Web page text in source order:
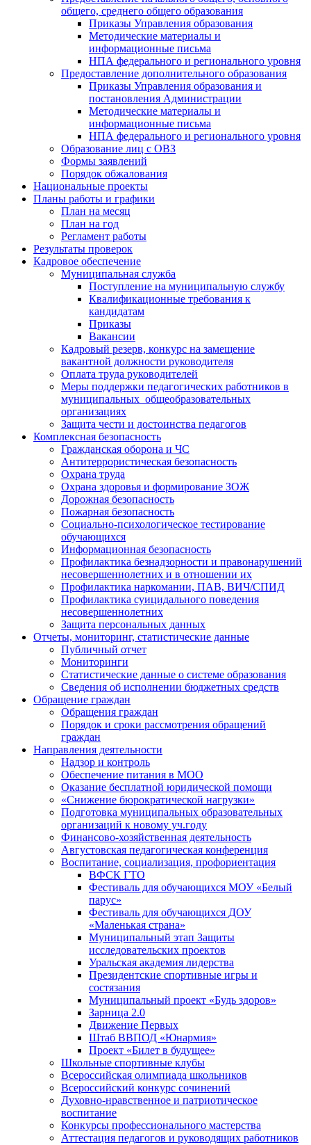
общего, среднего общего образования
Приказы Управления образования
Методические материалы и
информационные письма
НПА федерального и регионального уровня
Предоставление дополнительного образования
Приказы Управления образования и
постановления Администрации
Методические материалы и
информационные письма
НПА федерального и регионального уровня
Образование лиц с ОВЗ
Формы заявлений
Порядок обжалования
Национальные проекты
Планы работы и графики
План на месяц
План на год
Регламент работы
Результаты проверок
Кадровое обеспечение
Муниципальная служба
Поступление на муниципальную службу
Квалификационные требования к
кандидатам
Приказы
Вакансии
Кадровый резерв, конкурс на замещение
вакантной должности руководителя
Оплата труда руководителей
Меры поддержки педагогических работников в
муниципальных общеобразовательных
организациях
Защита чести и достоинства педагогов
Комплексная безопасность
Гражданская оборона и ЧС
Антитеррористическая безопасность
Охрана труда
Охрана здоровья и формирование ЗОЖ
Дорожная безопасность
Пожарная безопасность
Социально-психологическое тестирование
обучающихся
Информационная безопасность
Профилактика безнадзорности и правонарушений
несовершеннолетних и в отношении их
Профилактика наркомании, ПАВ, ВИЧ/СПИД
Профилактика суицидального поведения
несовершеннолетних
Защита персональных данных
Отчеты, мониторинг, статистические данные
Публичный отчет
Мониторинги
Статистические данные о системе образования
Сведения об исполнении бюджетных средств
Обращение граждан
Обращения граждан
Порядок и сроки рассмотрения обращений
граждан
Направления деятельности
Надзор и контроль
Обеспечение питания в МОО
Оказание бесплатной юридической помощи
«Снижение бюрократической нагрузки»
Подготовка муниципальных образовательных
организаций к новому уч.году
Финансово-хозяйственная деятельность
Августовская педагогическая конференция
Воспитание, социализация, профориентация
ВФСК ГТО
Фестиваль для обучающихся МОУ «Белый
парус»
Фестиваль для обучающихся ДОУ
«Маленькая страна»
Муниципальный этап Защиты
исследовательских проектов
Уральская академия лидерства
Президентские спортивные игры и
состязания
Муниципальный проект «Будь здоров»
Зарница 2.0
Движение Первых
Штаб ВВПОД «Юнармия»
Проект «Билет в будущее»
Школьные спортивные клубы
Всероссийская олимпиада школьников
Всероссийский конкурс сочинений
Духовно-нравственное и патриотическое
воспитание
Конкурсы профессионального мастерства
Аттестация педагогов и руководящих работников